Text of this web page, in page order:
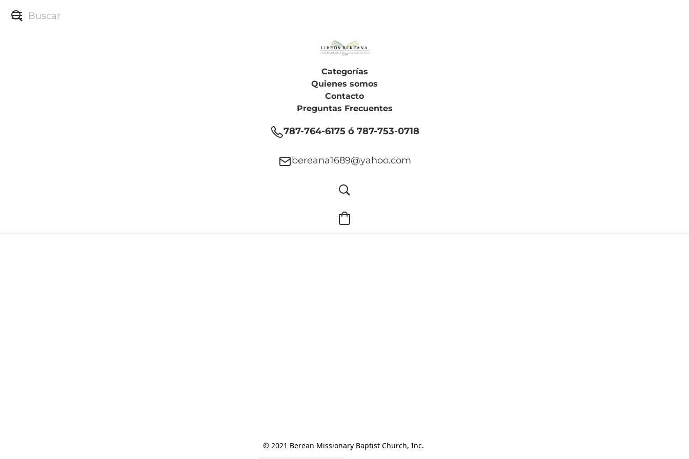
Categorías
Quienes somos
Contacto
Preguntas Frecuentes
787-764-6175 ó 787-753-0718
bereana1689@yahoo.com
© 2021 Berean Missionary Baptist Church, Inc.